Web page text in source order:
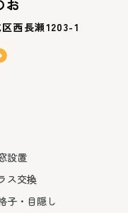
お
西長瀬1203-1
設置
ス交換
子・目隠し